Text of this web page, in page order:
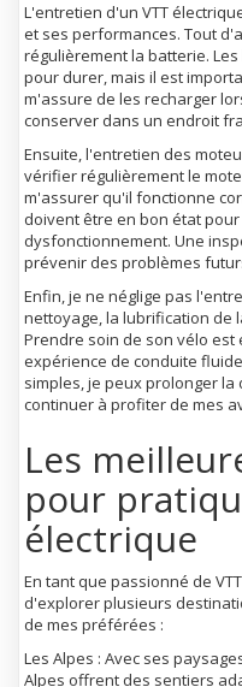
L'entretien d'un VTT
et ses performances. Tout
régulièrement la batterie.
pour durer, mais il est
m'assure de les recharger
conserver dans un endroit
Ensuite, l'entretien des
vérifier régulièrement le
m'assurer qu'il fonctionne
doivent être en bon état
dysfonctionnement. Une
prévenir des problèmes
Enfin, je ne néglige pas
nettoyage, la lubrification de
Prendre soin de son vélo
expérience de conduite
simples, je peux prolonger la
continuer à profiter de mes
Les
pour
électrique
En tant que passionné de
d'explorer plusieurs
de mes préférées :
Les Alpes : Avec ses
Alpes offrent des sentiers